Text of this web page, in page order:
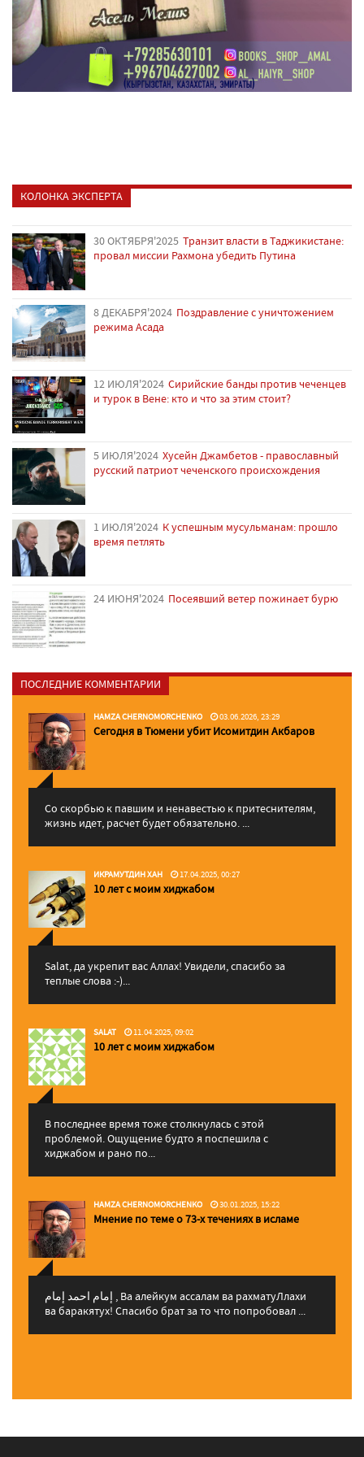
КОЛОНКА ЭКСПЕРТА
30 ОКТЯБРЯ'2025 Транзит власти в Таджикистане:
провал миссии Рахмона убедить Путина
8 ДЕКАБРЯ'2024 Поздравление с уничтожением
режима Асада
12 ИЮЛЯ'2024 Сирийские банды против чеченцев
и турок в Вене: кто и что за этим стоит?
5 ИЮЛЯ'2024 Хусейн Джамбетов - православный
русский патриот чеченского происхождения
1 ИЮЛЯ'2024 К успешным мусульманам: прошло
время петлять
24 ИЮНЯ'2024 Посеявший ветер пожинает бурю
ПОСЛЕДНИЕ КОММЕНТАРИИ
HAMZA CHERNOMORCHENKO 03.06.2026, 23:29
Сегодня в Тюмени убит Исомитдин Акбаров
Со скорбью к павшим и ненавестью к притеснителям,
жизнь идет, расчет будет обязательно. ...
ИКРАМУТДИН ХАН 17.04.2025, 00:27
10 лет с моим хиджабом
Salat, да укрепит вас Аллаx! Увидели, спасибо за
теплые слова :-)...
SALAT 11.04.2025, 09:02
10 лет с моим хиджабом
В последнее время тоже столкнулась с этой
проблемой. Ощущение будто я поспешила с
хиджабом и рано по...
HAMZA CHERNOMORCHENKO 30.01.2025, 15:22
Мнение по теме о 73-х течениях в исламе
إمام احمد إمام , Ва алейкум ассалам ва рахматуЛлахи
ва баракятух! Спасибо брат за то что попробовал ...